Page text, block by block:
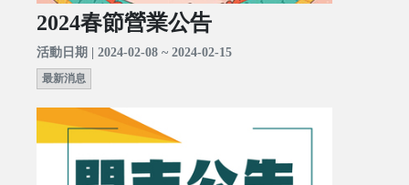
2024春節營業公告
活動日期 | 2024-02-08 ~ 2024-02-15
最新消息